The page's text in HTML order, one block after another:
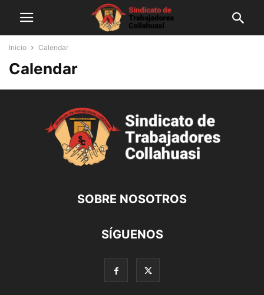
Inicio Calendar
Calendar
SOBRE NOSOTROS
SÍGUENOS